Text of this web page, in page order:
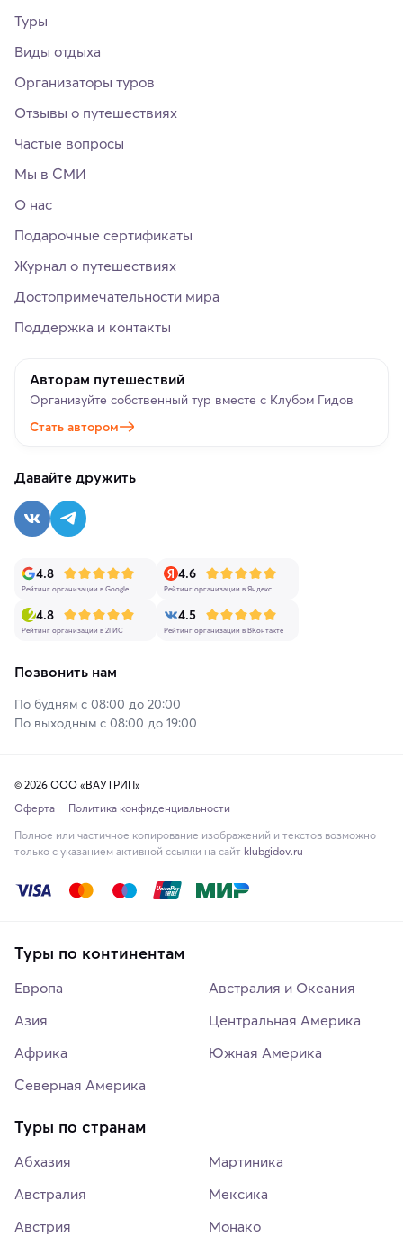
Туры
Виды отдыха
Организаторы туров
Отзывы о путешествиях
Частые вопросы
Мы в СМИ
О нас
Подарочные сертификаты
Журнал о путешествиях
Достопримечательности мира
Поддержка и контакты
Авторам путешествий
Организуйте собственный тур вместе с Клубом Гидов
Стать автором
Давайте дружить
4.8
Рейтинг организации в Google
4.6
Рейтинг организации в Яндекс
4.8
Рейтинг организации в 2ГИС
4.5
Рейтинг организации в ВКонтакте
Позвонить нам
По будням с 08:00 до 20:00
По выходным с 08:00 до 19:00
© 2026 ООО «ВАУТРИП»
Оферта
Политика конфиденциальности
Полное или частичное копирование изображений и текстов возможно
только с указанием активной ссылки на сайт klubgidov.ru
Туры по континентам
Европа
Азия
Африка
Северная Америка
Австралия и Океания
Центральная Америка
Южная Америка
Туры по странам
Абхазия
Австралия
Австрия
Мартиника
Мексика
Монако